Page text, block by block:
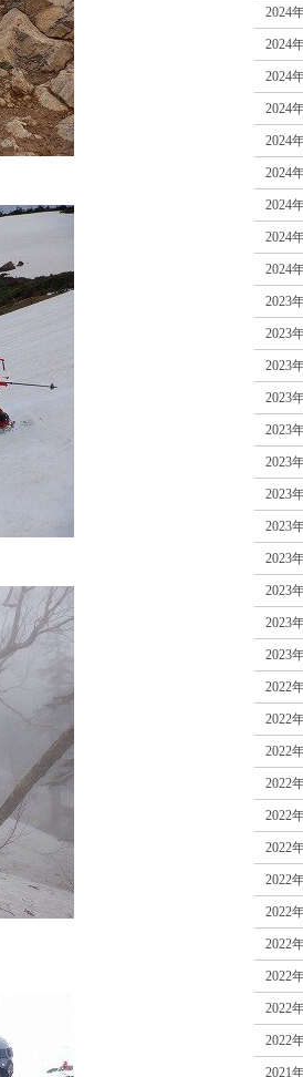
2024
2024
2024
2024
2024
2024
2024
2024
2024
2023
2023
2023
2023
2023
2023
2023
2023
2023
2023
2023
2023
2022
2022
2022
2022
2022
2022
2022
2022
2022
2022
2022
2022
2021